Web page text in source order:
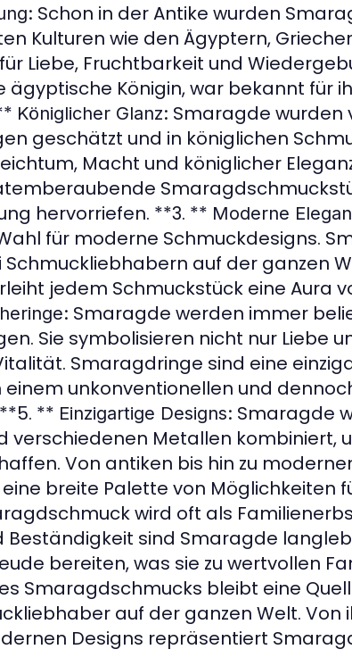
Schon in der Antike wurden
Kulturen wie den Ägyptern,
Liebe, Fruchtbarkeit und
Königin, war bekannt für
Königlicher Glanz: Smaragde wurden
geschätzt und in königlichen
Macht und königlicher
hervorriefen. **3. ** Moderne
für moderne Schmuckdesigns.
auf der ganzen
jedem Schmuckstück eine Aura
Smaragde werden immer
Sie symbolisieren nicht nur Liebe
Smaragdringe sind eine
einem unkonventionellen und
** Einzigartige Designs: Smaragde
verschiedenen Metallen kombiniert,
Von antiken bis hin zu
breite Palette von Möglichkeiten
wird oft als
Beständigkeit sind Smaragde
bereiten, was sie zu wertvollen
Smaragdschmucks bleibt eine
auf der ganzen Welt. Von
Designs repräsentiert